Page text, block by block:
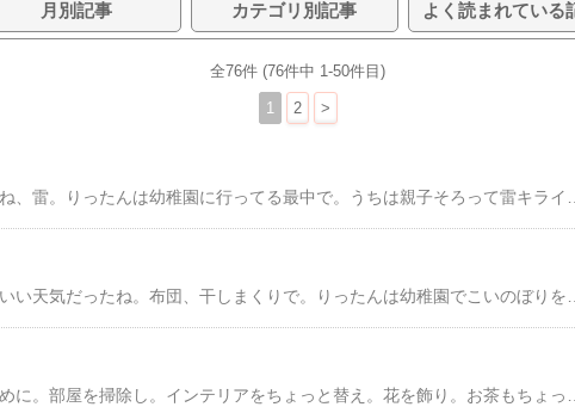
月別記事 カテゴリ別記事 よく読まれている
全76件 (76件中 1-50件目)
1 2 >